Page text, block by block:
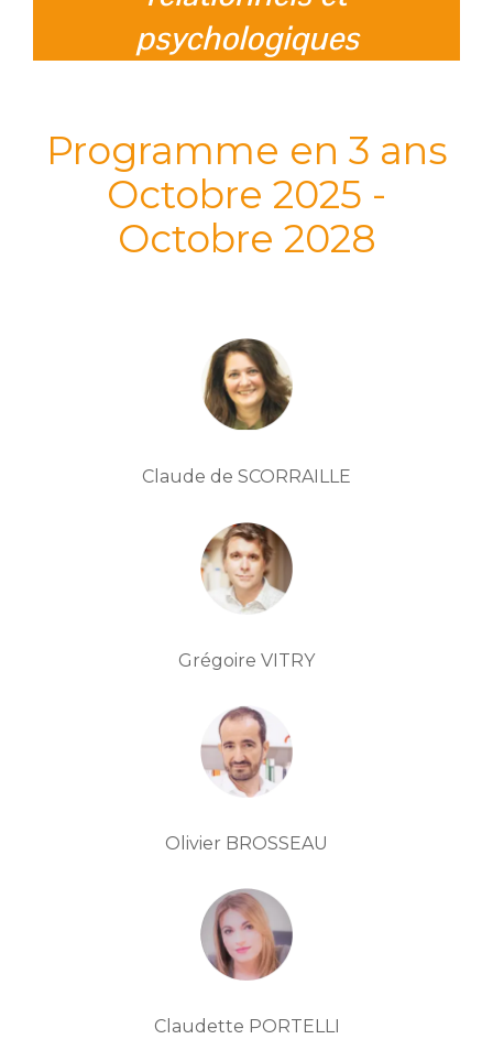
psychologiques
Programme en 3 ans
Octobre 2025 -
Octobre 2028
Claude de SCORRAILLE
Grégoire VITRY
Olivier BROSSEAU
Claudette PORTELLI